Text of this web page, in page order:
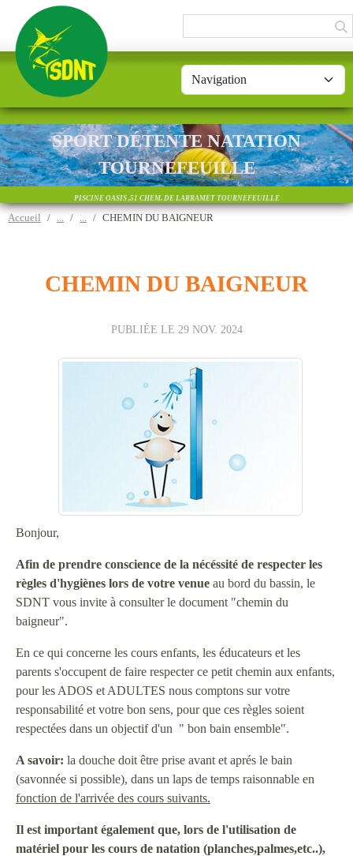
SPORT DÉTENTE NATATION
TOURNEFEUILLE
PISCINE OASIS ,51 CHEM. DE LARRAMET TOURNEFEUILLE
Accueil CHEMIN DU BAIGNEUR
CHEMIN DU BAIGNEUR
PUBLIÉE LE 29 NOV. 2024
Bonjour,
Afin de prendre conscience de la nécéssité de respecter les
règles d'hygiènes lors de votre venue au bord du bassin, le
SDNT vous invite à consulter le document "chemin du
baigneur".
En ce qui concerne les cours enfants, les éducateurs et les
parents s'occupent de faire respecter ce petit chemin aux enfants,
pour les ADOS et ADULTES nous comptons sur votre
responsabilité et votre bon sens, pour que ces règles soient
respectées dans un objectif d'un " bon bain ensemble".
A savoir: la douche doit être prise avant et aprés le bain
(savonnée si possible), dans un laps de temps raisonnable en
fonction de l'arrivée des cours suivants.
Il est important également que, lors de l'utilisation de
matériel pour les cours de natation (planches,palmes,etc..),
Panneau de gestion des cookies